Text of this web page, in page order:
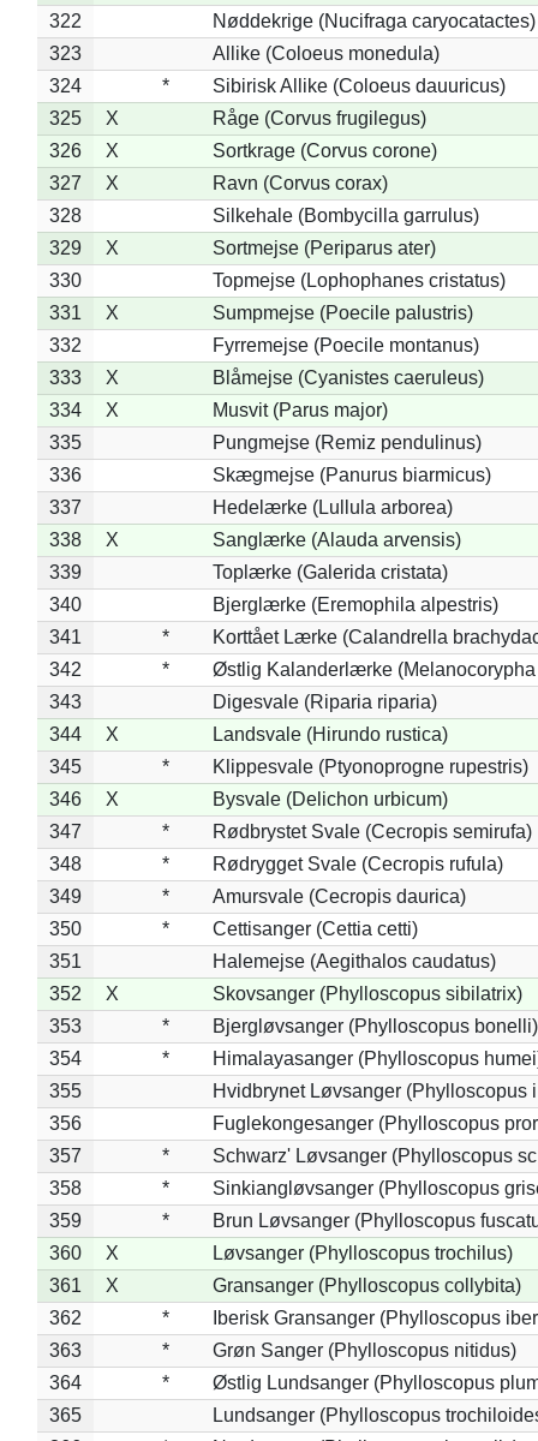
322
Nøddekrige (Nucifraga caryocatactes)
323
Allike (Coloeus monedula)
324
*
Sibirisk Allike (Coloeus dauuricus)
325
X
Råge (Corvus frugilegus)
326
X
Sortkrage (Corvus corone)
327
X
Ravn (Corvus corax)
328
Silkehale (Bombycilla garrulus)
329
X
Sortmejse (Periparus ater)
330
Topmejse (Lophophanes cristatus)
331
X
Sumpmejse (Poecile palustris)
332
Fyrremejse (Poecile montanus)
333
X
Blåmejse (Cyanistes caeruleus)
334
X
Musvit (Parus major)
335
Pungmejse (Remiz pendulinus)
336
Skægmejse (Panurus biarmicus)
337
Hedelærke (Lullula arborea)
338
X
Sanglærke (Alauda arvensis)
339
Toplærke (Galerida cristata)
340
Bjerglærke (Eremophila alpestris)
341
*
Korttået Lærke (Calandrella
342
*
Østlig Kalanderlærke (Melanocorypha
343
Digesvale (Riparia riparia)
344
X
Landsvale (Hirundo rustica)
345
*
Klippesvale (Ptyonoprogne rupestris)
346
X
Bysvale (Delichon urbicum)
347
*
Rødbrystet Svale (Cecropis semirufa)
348
*
Rødrygget Svale (Cecropis rufula)
349
*
Amursvale (Cecropis daurica)
350
*
Cettisanger (Cettia cetti)
351
Halemejse (Aegithalos caudatus)
352
X
Skovsanger (Phylloscopus sibilatrix)
353
*
Bjergløvsanger (Phylloscopus bonelli)
354
*
Himalayasanger (Phylloscopus
355
Hvidbrynet Løvsanger (Phylloscopus
356
Fuglekongesanger (Phylloscopus
357
*
Schwarz' Løvsanger (Phylloscopus
358
*
Sinkiangløvsanger (Phylloscopus
359
*
Brun Løvsanger (Phylloscopus
360
X
Løvsanger (Phylloscopus trochilus)
361
X
Gransanger (Phylloscopus collybita)
362
*
Iberisk Gransanger (Phylloscopus
363
*
Grøn Sanger (Phylloscopus nitidus)
364
*
Østlig Lundsanger (Phylloscopus
365
Lundsanger (Phylloscopus